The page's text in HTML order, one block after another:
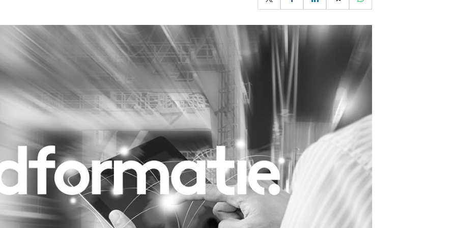
Reputatie & crisis